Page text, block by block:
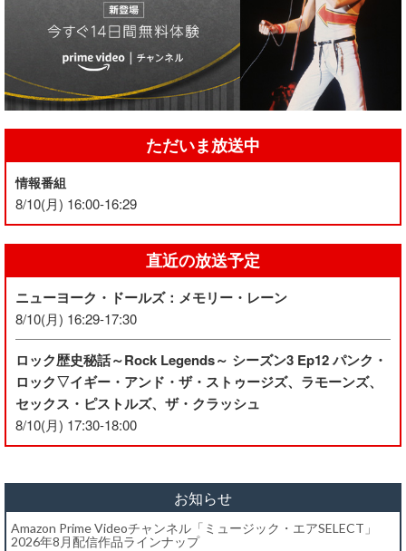
ただいま放送中
情報番組
8/10(月) 16:00-16:29
直近の放送予定
ニューヨーク・ドールズ：メモリー・レーン
8/10(月) 16:29-17:30
ロック歴史秘話～Rock Legends～ シーズン3 Ep12 パンク・
ロック▽イギー・アンド・ザ・ストゥージズ、ラモーンズ、
セックス・ピストルズ、ザ・クラッシュ
8/10(月) 17:30-18:00
お知らせ
Amazon Prime Videoチャンネル「ミュージック・エアSELECT」
2026年8月配信作品ラインナップ